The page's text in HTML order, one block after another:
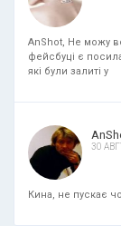
AnShot, Не можу
фейсбуці є
які були залиті у
30
Кина, не пускає